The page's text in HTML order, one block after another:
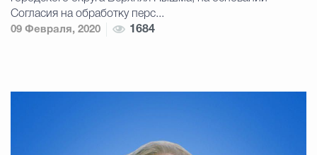
Согласия на обработку перс...
09 Февраля, 2020
1684